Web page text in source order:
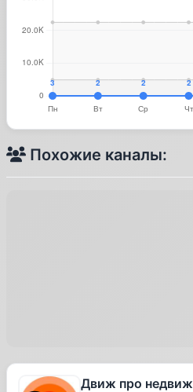
Похожие каналы:
Движ про недвиж